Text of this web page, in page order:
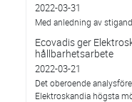
2022-03-31
Med anledning av
Ecovadis ger
hållbarhetsarbete
2022-03-21
Det oberoende
Elektroskandia högsta